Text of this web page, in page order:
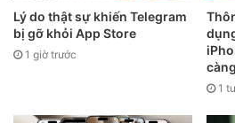
Apple AirTags
Lý do thật sự khiến Telegram
bị gỡ khỏi App Store
1 giờ trước
1